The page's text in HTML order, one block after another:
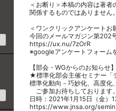
＜お断り＞本稿の内容は著
関係するものではありません
＜ワンクリックアンケートお
今回のメールマガジン第202
https://ux.nu/7zOrR
※googleアンケートフォーム
【部会・WGからのお知らせ
★標準化部会主催セミナー「
標準化動向－巧妙化、高度化
ご参加お待ちしております
日時：2021年1月15日（金）
https://www.jnsa.org/